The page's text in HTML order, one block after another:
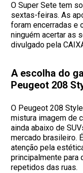
O Super Sete tem
sextas-feiras. As
foram encerradas e
ninguém acertar as
divulgado pela
A escolha do
Peugeot 208
O Peugeot 208
mistura imagem de
ainda abaixo de
mercado brasileiro.
atenção pela
principalmente para
repetidos das ruas.